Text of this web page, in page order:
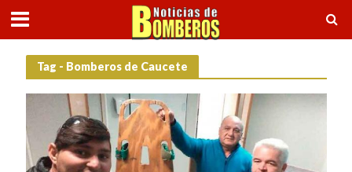
Tag - Bomberos de Caucete